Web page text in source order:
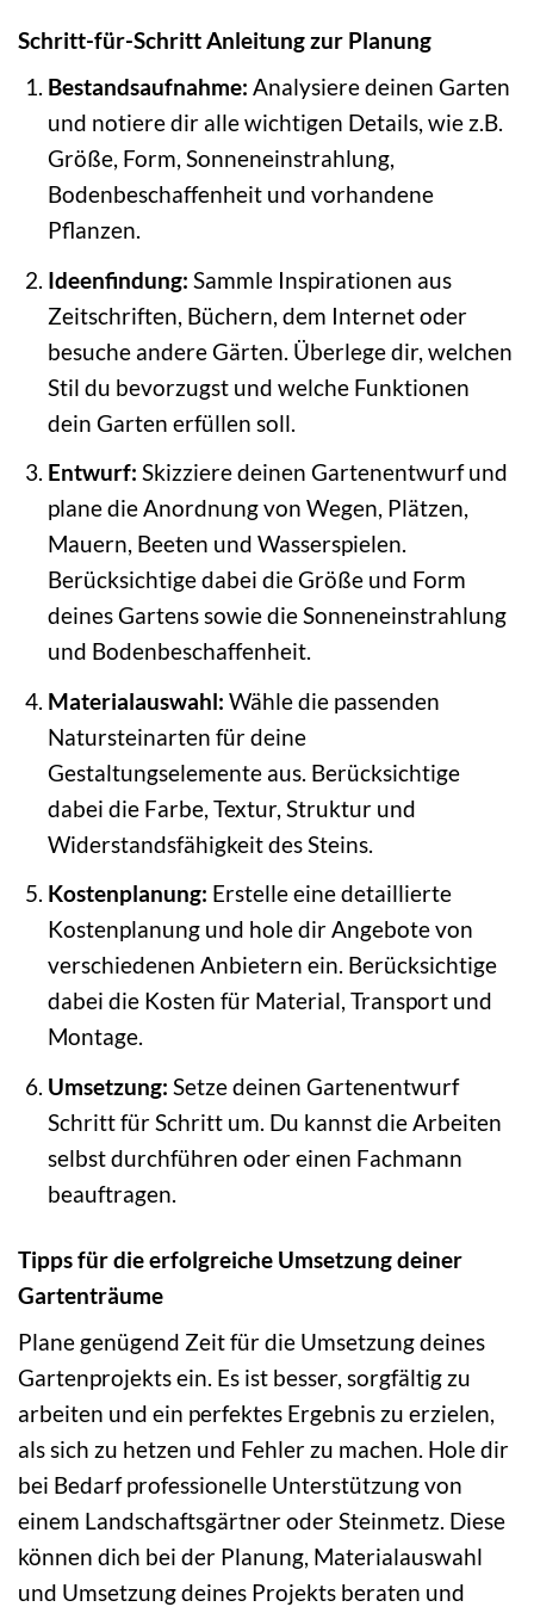
Schritt-für-Schritt Anleitung zur Planung
Bestandsaufnahme: Analysiere deinen Garten
und notiere dir alle wichtigen Details, wie z.B.
Größe, Form, Sonneneinstrahlung,
Bodenbeschaffenheit und vorhandene
Pflanzen.
Ideenfindung: Sammle Inspirationen aus
Zeitschriften, Büchern, dem Internet oder
besuche andere Gärten. Überlege dir, welchen
Stil du bevorzugst und welche Funktionen
dein Garten erfüllen soll.
Entwurf: Skizziere deinen Gartenentwurf und
plane die Anordnung von Wegen, Plätzen,
Mauern, Beeten und Wasserspielen.
Berücksichtige dabei die Größe und Form
deines Gartens sowie die Sonneneinstrahlung
und Bodenbeschaffenheit.
Materialauswahl: Wähle die passenden
Natursteinarten für deine
Gestaltungselemente aus. Berücksichtige
dabei die Farbe, Textur, Struktur und
Widerstandsfähigkeit des Steins.
Kostenplanung: Erstelle eine detaillierte
Kostenplanung und hole dir Angebote von
verschiedenen Anbietern ein. Berücksichtige
dabei die Kosten für Material, Transport und
Montage.
Umsetzung: Setze deinen Gartenentwurf
Schritt für Schritt um. Du kannst die Arbeiten
selbst durchführen oder einen Fachmann
beauftragen.
Tipps für die erfolgreiche Umsetzung deiner
Gartenträume
Plane genügend Zeit für die Umsetzung deines
Gartenprojekts ein. Es ist besser, sorgfältig zu
arbeiten und ein perfektes Ergebnis zu erzielen,
als sich zu hetzen und Fehler zu machen. Hole dir
bei Bedarf professionelle Unterstützung von
einem Landschaftsgärtner oder Steinmetz. Diese
können dich bei der Planung, Materialauswahl
und Umsetzung deines Projekts beraten und